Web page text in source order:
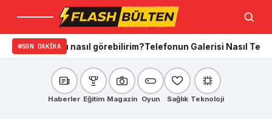
Menü Ara
SON DAKIKA
nasıl görebilirim?Telefonun Galerisi Nasıl Temizlenir?
Haberler Eğitim Magazin Oyun Sağlık Teknoloji